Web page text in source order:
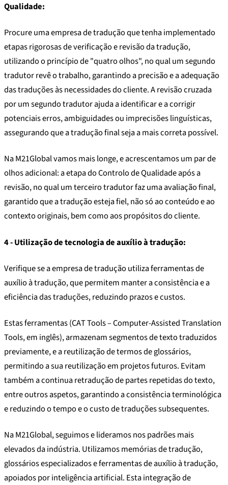
Qualidade:
Procure uma empresa de tradução que tenha implementado
etapas rigorosas de verificação e revisão da tradução,
utilizando o princípio de "quatro olhos", no qual um segundo
tradutor revê o trabalho, garantindo a precisão e a adequação
das traduções às necessidades do cliente. A revisão cruzada
por um segundo tradutor ajuda a identificar e a corrigir
potenciais erros, ambiguidades ou imprecisões linguísticas,
assegurando que a tradução final seja a mais correta possível.
Na M21Global vamos mais longe, e acrescentamos um par de
olhos adicional: a etapa do Controlo de Qualidade após a
revisão, no qual um terceiro tradutor faz uma avaliação final,
garantido que a tradução esteja fiel, não só ao conteúdo e ao
contexto originais, bem como aos propósitos do cliente.
4 - Utilização de tecnologia de auxílio à tradução:
Verifique se a empresa de tradução utiliza ferramentas de
auxílio à tradução, que permitem manter a consistência e a
eficiência das traduções, reduzindo prazos e custos.
Estas ferramentas (CAT Tools –Computer-Assisted Translation
Tools, em inglês), armazenam segmentos de texto traduzidos
previamente, e a reutilização de termos de glossários,
permitindo a sua reutilização em projetos futuros. Evitam
também a continua retradução de partes repetidas do texto,
entre outros aspetos, garantindo a consistência terminológica
e reduzindo o tempo e o custo de traduções subsequentes.
Na M21Global, seguimos e lideramos nos padrões mais
elevados da indústria. Utilizamos memórias de tradução,
glossários especializados e ferramentas de auxílio à tradução,
apoiados por inteligência artificial. Esta integração de